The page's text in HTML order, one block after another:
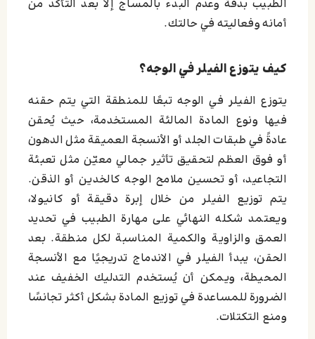
الطبيب بدقة وعدم البدء بالمساج إلا بعد التأكد من
أمانه وفعاليته في حالتك.
كيف يتوزع الفيلر في الوجه؟
يتوزع الفيلر في الوجه تبعًا للمنطقة التي يتم حقنه
فيها ونوع المادة المالئة المستخدمة، حيث يُحقن
عادةً في طبقات الجلد أو الأنسجة العميقة مثل الدهون
أو فوق العظم لتحقيق تأثير جمالي معيّن مثل تعبئة
التجاعيد، أو تحسين ملامح الوجه كالخدين أو الذقن.
يتم توزيع الفيلر من خلال إبرة دقيقة أو كانيولا،
ويعتمد شكله النهائي على مهارة الطبيب في تحديد
العمق والزاوية والكمية المناسبة لكل منطقة. بعد
الحقن، يبدأ الفيلر في الاندماج تدريجيًا مع الأنسجة
المحيطة، ويمكن أن يُستخدم التدليك الخفيف عند
الضرورة للمساعدة في توزيع المادة بشكل أكثر تجانسًا
ومنع التكتلات.